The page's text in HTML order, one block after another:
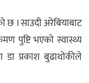
। साउदी अरेबियाबाट
पुष्टि भएको स्वास्थ्य
डा प्रकाश बुढाथोकीले